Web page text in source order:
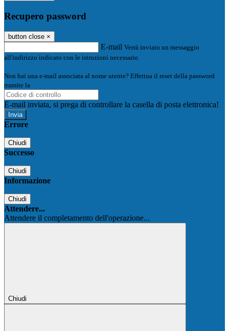
Recupero password
button close ×
E-mail Verrà inviato un messaggio
all'indirizzo indicato con le istruzioni necessarie.
Non hai una e-mail associata al nome utente? Effettua il reset della password
tramite la
E-mail inviata, si prega di controllare la casella di posta elettronica!
Errore
Chiudi
Successo
Chiudi
Informazione
Chiudi
Attendere...
Attendere il completamento dell'operazione...
Chiudi